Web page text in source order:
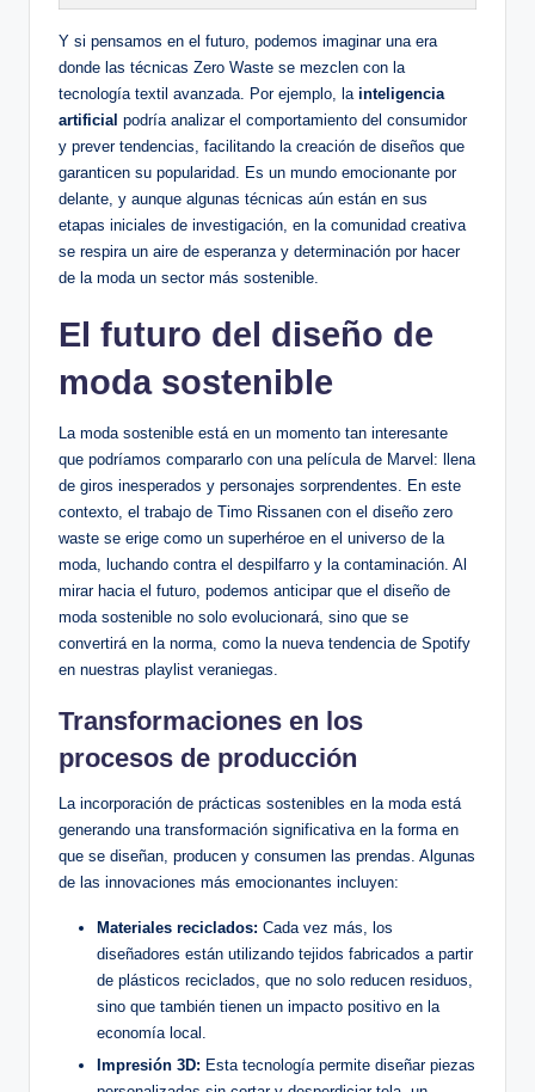
Y si pensamos en el futuro, podemos imaginar una era
donde las técnicas Zero Waste se mezclen con la
tecnología textil avanzada. Por ejemplo, la inteligencia
artificial podría analizar el comportamiento del consumidor
y prever tendencias, facilitando la creación de diseños que
garanticen su popularidad. Es un mundo emocionante por
delante, y aunque algunas técnicas aún están en sus
etapas iniciales de investigación, en la comunidad creativa
se respira un aire de esperanza y determinación por hacer
de la moda un sector más sostenible.
El futuro del diseño de
moda sostenible
La moda sostenible está en un momento tan interesante
que podríamos compararlo con una película de Marvel: llena
de giros inesperados y personajes sorprendentes. En este
contexto, el trabajo de Timo Rissanen con el diseño zero
waste se erige como un superhéroe en el universo de la
moda, luchando contra el despilfarro y la contaminación. Al
mirar hacia el futuro, podemos anticipar que el diseño de
moda sostenible no solo evolucionará, sino que se
convertirá en la norma, como la nueva tendencia de Spotify
en nuestras playlist veraniegas.
Transformaciones en los
procesos de producción
La incorporación de prácticas sostenibles en la moda está
generando una transformación significativa en la forma en
que se diseñan, producen y consumen las prendas. Algunas
de las innovaciones más emocionantes incluyen:
Materiales reciclados: Cada vez más, los
diseñadores están utilizando tejidos fabricados a partir
de plásticos reciclados, que no solo reducen residuos,
sino que también tienen un impacto positivo en la
economía local.
Impresión 3D: Esta tecnología permite diseñar piezas